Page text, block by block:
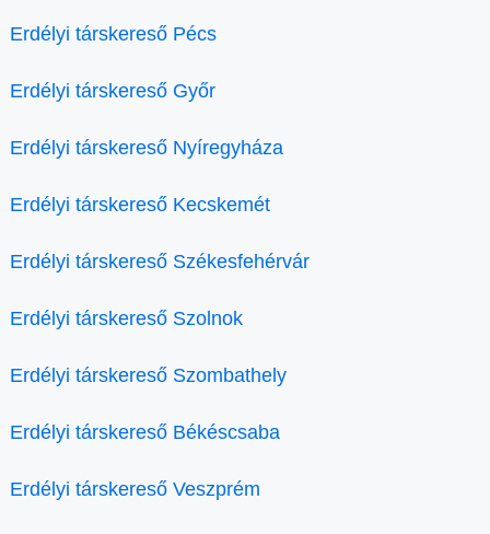
Erdélyi társkereső Pécs
Erdélyi társkereső Győr
Erdélyi társkereső Nyíregyháza
Erdélyi társkereső Kecskemét
Erdélyi társkereső Székesfehérvár
Erdélyi társkereső Szolnok
Erdélyi társkereső Szombathely
Erdélyi társkereső Békéscsaba
Erdélyi társkereső Veszprém